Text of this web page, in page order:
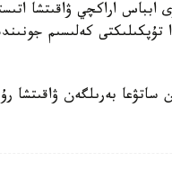
اراكچي ۋاقىتشا
تۇپكىلىكتى كەلىسىم
بەرىلگەن ۋاقىتشا